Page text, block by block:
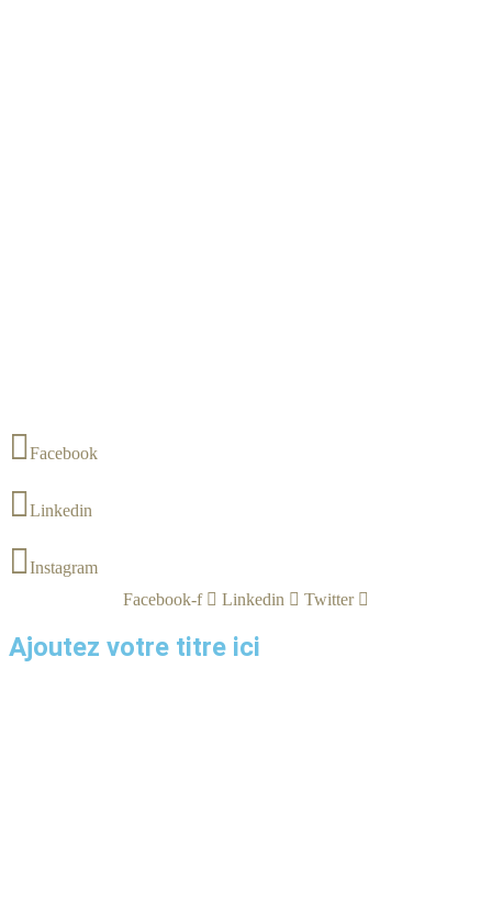
Facebook
Linkedin
Instagram
Facebook-f
Linkedin Twitter
Ajoutez votre titre ici